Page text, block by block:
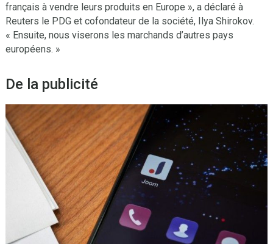
français à vendre leurs produits en Europe », a déclaré à
Reuters le PDG et cofondateur de la société, Ilya Shirokov.
« Ensuite, nous viserons les marchands d’autres pays
européens. »
De la publicité